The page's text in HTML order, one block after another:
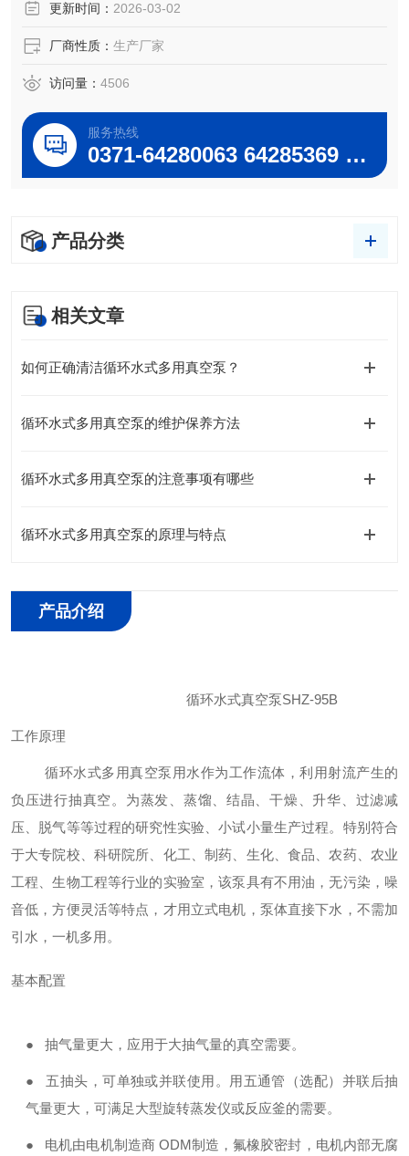
水式真空泵/巩义予华生产厂家
更新时间： 2026-03-02
厂商性质： 生产厂家
访问量： 4506
服务热线
0371-64280063 64285369 64285222
产品分类
相关文章
如何正确清洁循环水式多用真空泵？
循环水式多用真空泵的维护保养方法
循环水式多用真空泵的注意事项有哪些
循环水式多用真空泵的原理与特点
产品介绍
循环水式真空泵SHZ-95B
工作原理
循环水式多用真空泵 用水作为工作流体，利用射流产生的
负压进行抽真空。为蒸发、蒸馏、结晶、干燥、升华、过滤减
压、脱气等等过程的研究性实验、小试小量生产过程。特别符合
于大专院校、科研院所、化工、制药、生化、食品、农药、农业
工程、生物工程等行业的实验室 ，该泵具有不用油，无污染，噪
音低，方便灵活等特点，才用立式电机，泵体直接下水，不需加
引水，一机多用。
基本配置
● 抽气量更大，应用于大抽气量的真空需要。
●
五抽头，可单独或并联使用。用五通管（选配）并联后抽
气量更大，可满足大型旋转蒸发仪或反应釜的需要。
● 电机由电机制造商 ODM制造，氟橡胶密封，电机内部无腐